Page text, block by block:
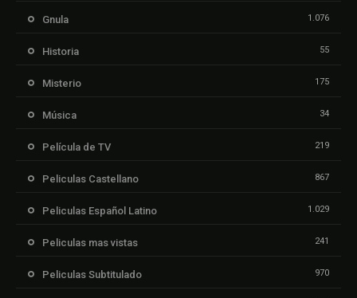
Gnula 1.076
Historia 55
Misterio 175
Música 34
Película de TV 219
Peliculas Castellano 867
Peliculas Español Latino 1.029
Peliculas mas vistas 241
Peliculas Subtitulado 970